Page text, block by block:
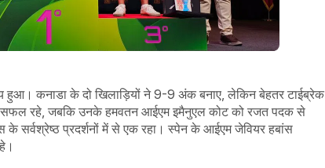
हुआ। कनाडा के दो खिलाड़ियों ने 9-9 अंक बनाए, लेकिन बेहतर टाईब्रेक
सफल रहे, जबकि उनके हमवतन आईएम इमैनुएल कोट को रजत पदक से
के सर्वश्रेष्ठ प्रदर्शनों में से एक रहा। स्पेन के आईएम जेवियर हबांस